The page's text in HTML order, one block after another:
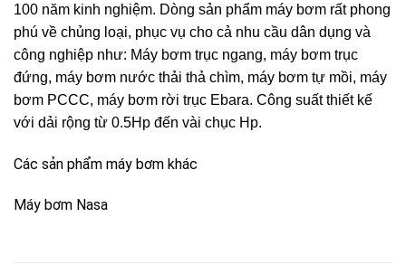
100 năm kinh nghiệm. Dòng sản phẩm máy bơm rất phong
phú về chủng loại, phục vụ cho cả nhu cầu dân dụng và
công nghiệp như: Máy bơm trục ngang, máy bơm trục
đứng, máy bơm nước thải thả chìm, máy bơm tự mồi, máy
bơm PCCC, máy bơm rời trục Ebara. Công suất thiết kế
với dải rộng từ 0.5Hp đến vài chục Hp.
Các sản phẩm máy bơm khác
Máy bơm Nasa